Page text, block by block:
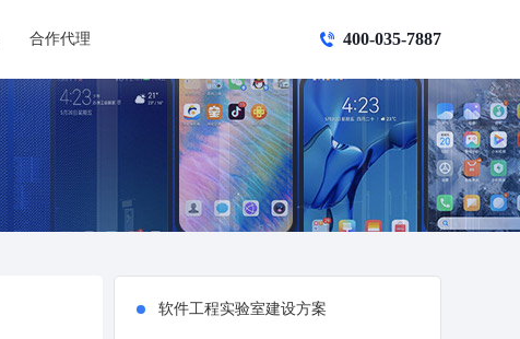
合作代理 400-035-7887
软件工程实验室建设方案